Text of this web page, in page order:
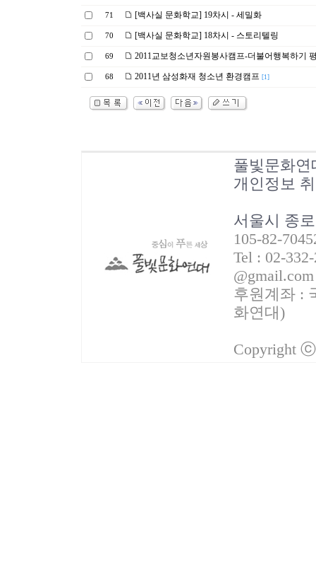
71 [백사실 문화학교] 19차시 - 세밀화
70 [백사실 문화학교] 18차시 - 스토리텔링
69 2011교보청소년자원봉사캠프-더불어행복하기
68 2011년 삼성화재 청소년 환경캠프 [1]
풀빛문화연
개인정보
서울시 종
105-82-
Tel : 02-
@gmail.com
후원계좌 :
화연대)
Copyright